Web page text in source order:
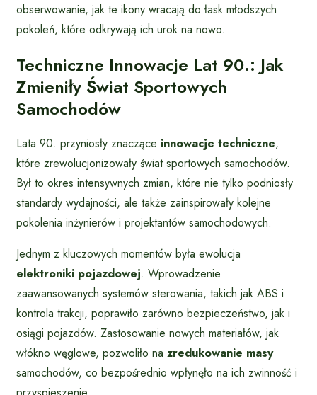
obserwowanie, jak te ikony wracają do łask młodszych
pokoleń, które odkrywają ich urok na nowo.
Techniczne Innowacje Lat 90.: Jak
Zmieniły Świat Sportowych
Samochodów
Lata 90. przyniosły znaczące innowacje techniczne,
które zrewolucjonizowały świat sportowych samochodów.
Był to okres intensywnych zmian, które nie tylko podniosły
standardy wydajności, ale także zainspirowały kolejne
pokolenia inżynierów i projektantów samochodowych.
Jednym z kluczowych momentów była ewolucja
elektroniki pojazdowej. Wprowadzenie
zaawansowanych systemów sterowania, takich jak ABS i
kontrola trakcji, poprawiło zarówno bezpieczeństwo, jak i
osiągi pojazdów. Zastosowanie nowych materiałów, jak
włókno węglowe, pozwoliło na zredukowanie masy
samochodów, co bezpośrednio wpłynęło na ich zwinność i